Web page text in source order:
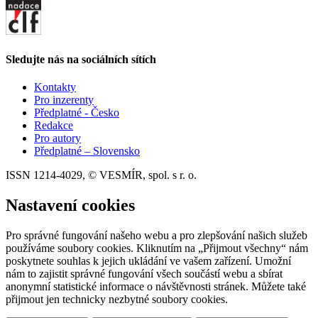
Sledujte nás na sociálních sítích
Kontakty
Pro inzerenty
Předplatné - Česko
Redakce
Pro autory
Předplatné – Slovensko
ISSN 1214-4029, © VESMÍR, spol. s r. o.
Nastavení cookies
Pro správné fungování našeho webu a pro zlepšování našich služeb
používáme soubory cookies. Kliknutím na „Přijmout všechny“ nám
poskytnete souhlas k jejich ukládání ve vašem zařízení. Umožní
nám to zajistit správné fungování všech součástí webu a sbírat
anonymní statistické informace o návštěvnosti stránek. Můžete také
přijmout jen technicky nezbytné soubory cookies.